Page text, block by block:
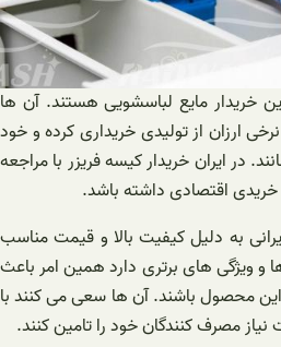
خریدار مایع لباسشویی هستند. آن ها
ارزان از تولیدی خریداری کرده و خود
در ایران خریدار کیسه فریزر با مراجعه
خریدی اقتصادی داشته باشد.
به دلیل کیفیت بالا و قیمت مناسب
ویژگی های برتری دارد همین امر باعث
محصول باشند. آن ها سعی می کنند با
مصرف کنندگان خود را تامین کنند.‌